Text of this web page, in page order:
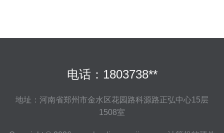
电话：1803738**
地址：河南省郑州市金水区花园路科源路正弘中心15层
1508室